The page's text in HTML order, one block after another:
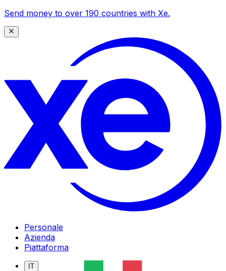
Send money to over 190 countries with Xe.
Personale
Azienda
Piattaforma
IT